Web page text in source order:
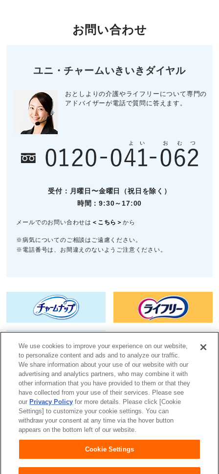
お問い合わせ
ユニ・チャームいきいきダイヤル
おとしよりの介護やライフリーについて専門の
アドバイザーが電話で質問に答えます。
受付：月曜日〜金曜日（祝日を除く）
時間：9:30～17:00
メールでのお問い合わせは ＜こちら＞から
※病気についてのご相談はご遠慮ください。
※電話番号は、お間違えのないようご注意ください。
ユニ・チャームHOME お問い合わせ
ウェブサイト利用規約 プライバシーポリシー
公式アカウント コミュニティガイド
ライン
障がいの表記について
We use cookies to improve your experience on our website,
to personalize content and ads and to analyze our traffic.
We share information about your use of our website with our
advertising and analytics partners, who may combine it with
other information that you have provided to them or that they
have collected from your use of their services. Please see
our Privacy Policy for more details. Please click [Cookie
Settings] to customize your cookie settings. You can
withdraw your consent at any time via the hover button
appears on the bottom left of our website.
Cookie Settings